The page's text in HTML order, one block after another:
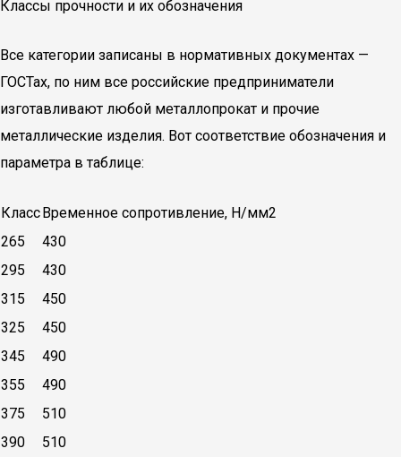
Классы прочности и их обозначения
Все категории записаны в нормативных документах —
ГОСТах, по ним все российские предприниматели
изготавливают любой металлопрокат и прочие
металлические изделия. Вот соответствие обозначения и
параметра в таблице:
КлассВременное сопротивление, Н/мм2
265
430
295
430
315
450
325
450
345
490
355
490
375
510
390
510